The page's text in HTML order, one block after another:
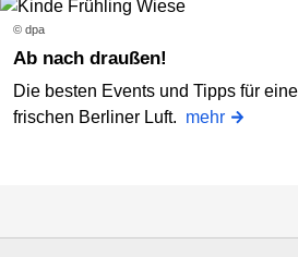
© dpa
Ab nach draußen!
Die besten Events und Tipps für
frischen Berliner Luft. mehr